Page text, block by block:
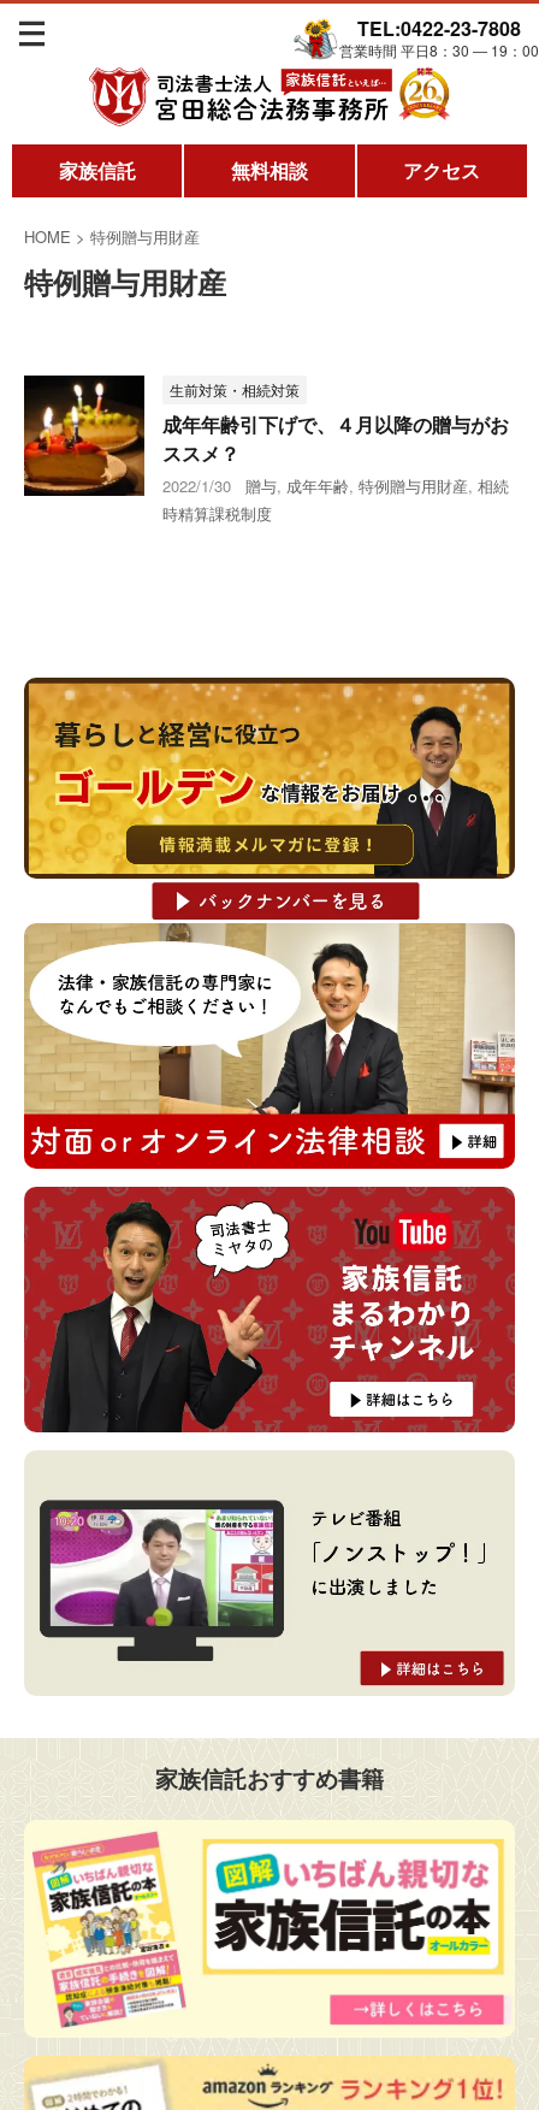
TEL:0422-23-7808
営業時間 平日8：30 ― 19：00
家族信託 無料相談 アクセス
HOME > 特例贈与用財産
特例贈与用財産
生前対策・相続対策
成年年齢引下げで、４月以降の贈与がお
ススメ？
2022/1/30 贈与, 成年年齢, 特例贈与用財産, 相続
時精算課税制度
家族信託おすすめ書籍